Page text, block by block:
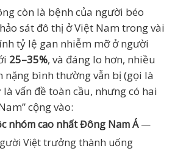
còn là bệnh của người béo
sát đô thị ở Việt Nam trong vài
tỷ lệ gan nhiễm mỡ ở người
25–35%, và đáng lo hơn, nhiều
nặng bình thường vẫn bị (gọi là
là vấn đề toàn cầu, nhưng có hai
cộng vào:
nhóm cao nhất Đông Nam Á—
Việt trưởng thành uống